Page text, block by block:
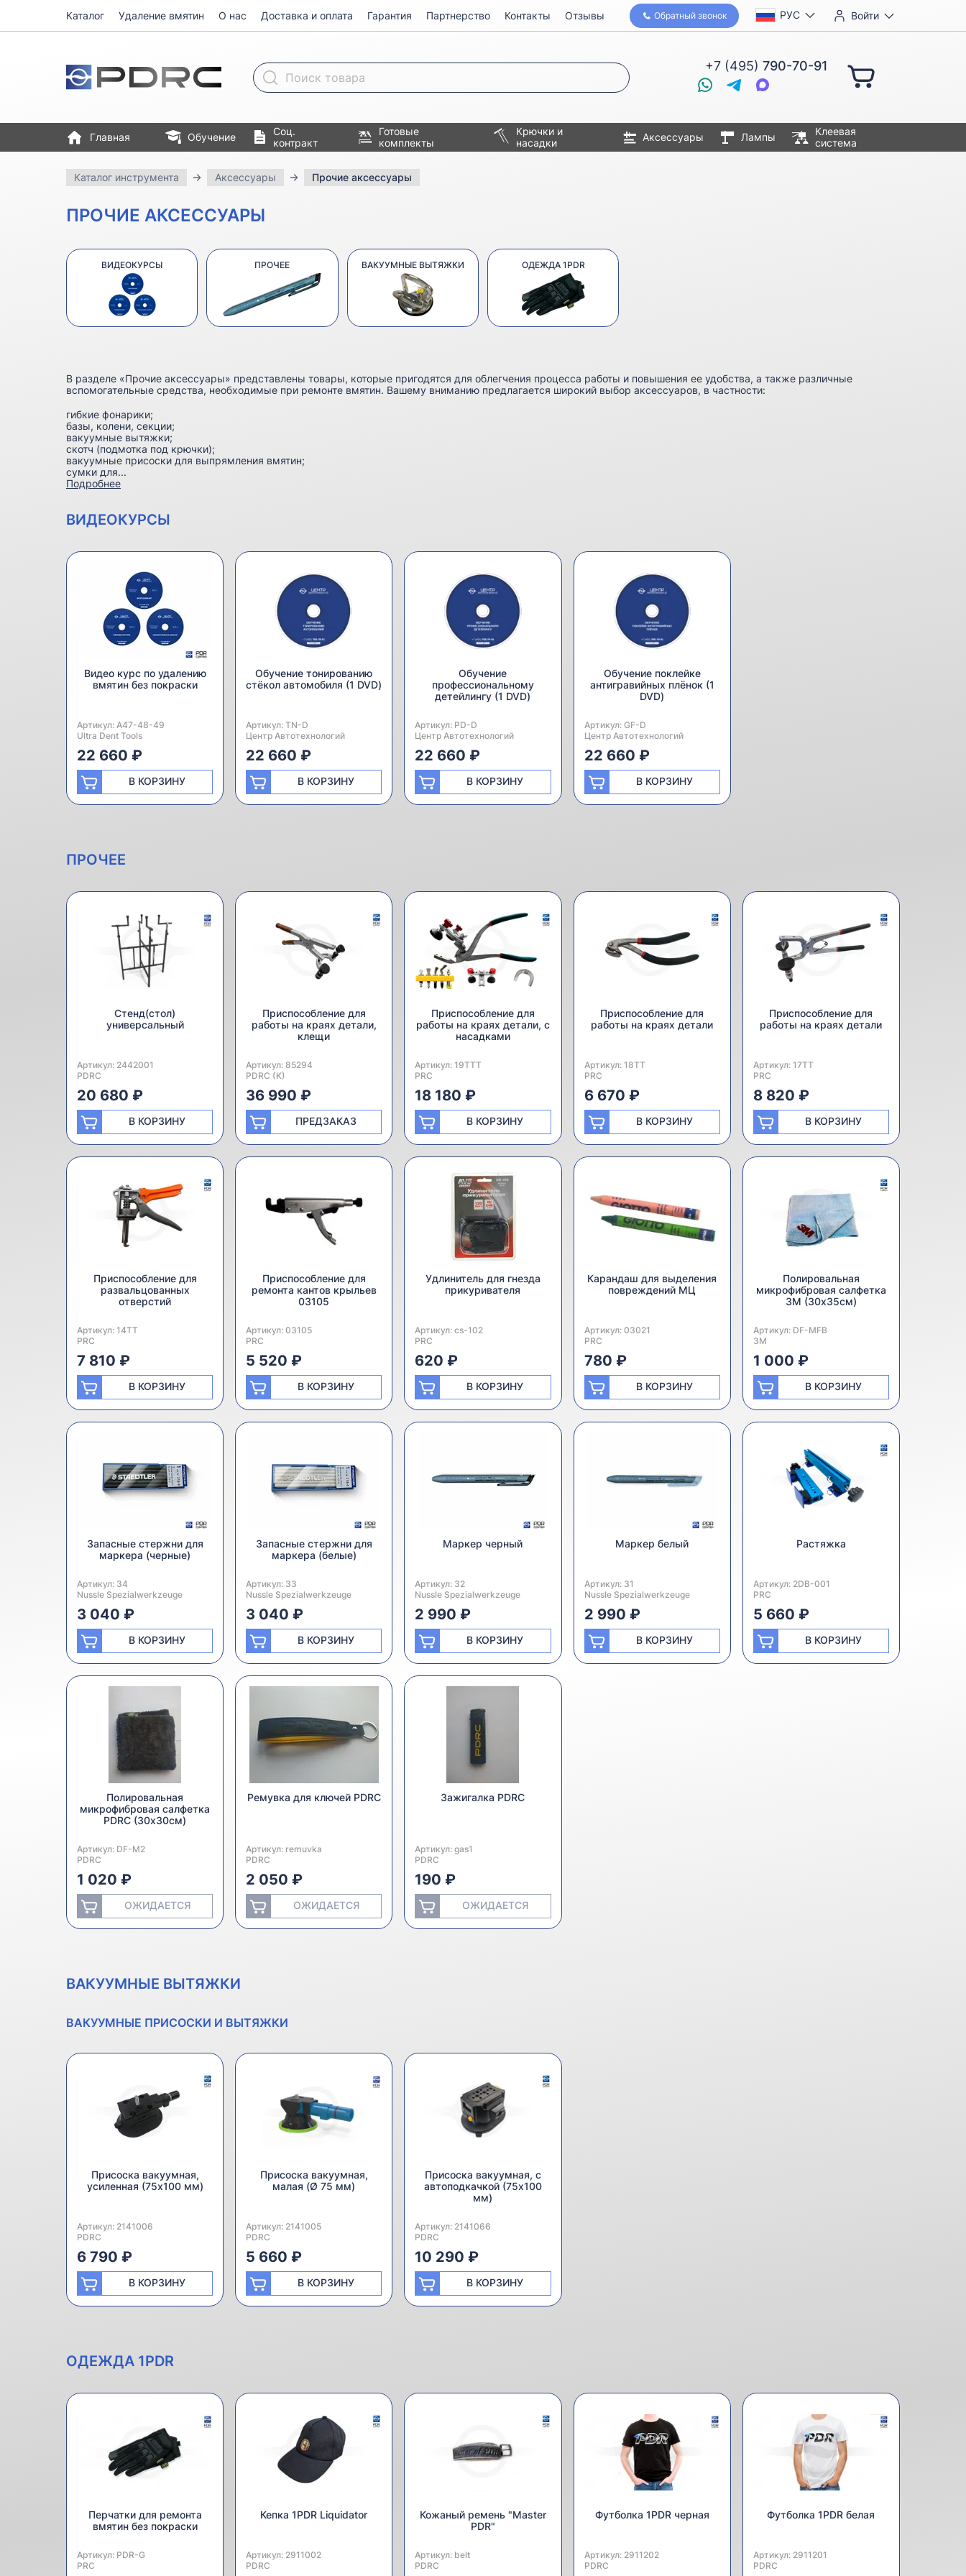
РУС Войти
Обратный звонок
+7 (495) 790-70-91
Поиск товара
Каталог Удаление вмятин О нас Доставка и оплата Гарантия Партнерство Контакты Отзывы
Главная Обучение
Соц.
контракт
Готовые
комплекты
Крючки и
насадки
Аксессуары Лампы
Клеевая
система
Каталог инструмента Аксессуары Прочие аксессуары
ПРОЧИЕ АКСЕССУАРЫ
ВИДЕОКУРСЫ ПРОЧЕЕ ВАКУУМНЫЕ ВЫТЯЖКИ ОДЕЖДА 1PDR
В разделе «Прочие аксессуары» представлены товары, которые пригодятся для облегчения процесса работы и повышения ее удобства, а также различные
вспомогательные средства, необходимые при ремонте вмятин. Вашему вниманию предлагается широкий выбор аксессуаров, в частности:
гибкие фонарики;
базы, колени, секции;
вакуумные вытяжки;
скотч (подмотка под крючки);
вакуумные присоски для выпрямления вмятин;
сумки для...
Подробнее
ВИДЕОКУРСЫ
Видео курс по удалению
вмятин без покраски
Артикул: A47-48-49
Производитель:
Ultra Dent Tools
22 660 ₽
В КОРЗИНУ
Обучение тонированию
стёкол автомобиля (1 DVD)
Артикул:TN-D
Производитель:
Центр Автотехнологий
22 660 ₽
В КОРЗИНУ
Обучение
профессиональному
детейлингу (1 DVD)
Артикул: PD-D
Производитель:
Центр Автотехнологий
22 660 ₽
В КОРЗИНУ
Обучение поклейке
антигравийных плёнок (1
DVD)
Артикул: GF-D
Производитель:
Центр Автотехнологий
22 660 ₽
В КОРЗИНУ
ПРОЧЕЕ
Стенд(стол)
универсальный
Артикул: 2442001
Производитель:
PDRC
20 680 ₽
В КОРЗИНУ
Приспособление для
работы на краях детали,
клещи
Артикул:85294
Производитель:
PDRC (K)
36 990 ₽
ПРЕДЗАКАЗ
Приспособление для
работы на краях детали, с
насадками
Артикул:19TTT
Производитель:
PRC
18 180 ₽
В КОРЗИНУ
Приспособление для
работы на краях детали
Артикул: 18TT
Производитель:
PRC
6 670 ₽
В КОРЗИНУ
Приспособление для
работы на краях детали
Артикул: 17TT
Производитель:
PRC
8 820 ₽
В КОРЗИНУ
Приспособление для
развальцованных
отверстий
Артикул: 14TT
Производитель:
PRC
7 810 ₽
В КОРЗИНУ
Приспособление для
ремонта кантов крыльев
03105
Артикул:03105
Производитель:
PRC
5 520 ₽
В КОРЗИНУ
Удлинитель для гнезда
прикуривателя
Артикул:cs-102
Производитель:
PRC
620 ₽
В КОРЗИНУ
Карандаш для выделения
повреждений MЦ
Артикул: 03021
Производитель:
PRC
780 ₽
В КОРЗИНУ
Полировальная
микрофибровая салфетка
3M (30х35см)
Артикул: DF-MFB
Производитель:
3M
1 000 ₽
В КОРЗИНУ
Запасные стержни для
маркера (черные)
Артикул: 34
Производитель:
Nussle Spezialwerkzeuge
3 040 ₽
В КОРЗИНУ
Запасные стержни для
маркера (белые)
Артикул: 33
Производитель:
Nussle Spezialwerkzeuge
3 040 ₽
В КОРЗИНУ
Маркер черный
Артикул: 32
Производитель:
Nussle Spezialwerkzeuge
2 990 ₽
В КОРЗИНУ
Маркер белый
Артикул: 31
Производитель:
Nussle Spezialwerkzeuge
2 990 ₽
В КОРЗИНУ
Растяжка
Артикул: 2DB-001
Производитель:
PRC
5 660 ₽
В КОРЗИНУ
Полировальная
микрофибровая салфетка
PDRC (30х30см)
Артикул: DF-M2
Производитель:
PDRC
1 020 ₽
ОЖИДАЕТСЯ
Ремувка для ключей PDRC
Артикул: remuvka
Производитель:
PDRC
2 050 ₽
ОЖИДАЕТСЯ
Зажигалка PDRC
Артикул:gas1
Производитель:
PDRC
190 ₽
ОЖИДАЕТСЯ
ВАКУУМНЫЕ ВЫТЯЖКИ
ВАКУУМНЫЕ ПРИСОСКИ И ВЫТЯЖКИ
Присоска вакуумная,
усиленная (75x100 мм)
Артикул: 2141006
Производитель:
PDRC
6 790 ₽
В КОРЗИНУ
Присоска вакуумная,
малая (Ø 75 мм)
Артикул: 2141005
Производитель:
PDRC
5 660 ₽
В КОРЗИНУ
Присоска вакуумная, с
автоподкачкой (75x100
мм)
Артикул: 2141066
Производитель:
PDRC
10 290 ₽
В КОРЗИНУ
ОДЕЖДА 1PDR
Перчатки для ремонта
вмятин без покраски
Артикул: PDR-G
Производитель:
PRC
Кепка 1PDR Liquidator
Артикул: 2911002
Производитель:
PDRC
Кожаный ремень "Master
PDR"
Артикул: belt
Производитель:
PDRC
Футболка 1PDR черная
Артикул: 2911202
Производитель:
PDRC
Футболка 1PDR белая
Артикул: 2911201
Производитель:
PDRC